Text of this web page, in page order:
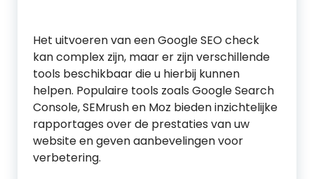
Het uitvoeren van een Google SEO check
kan complex zijn, maar er zijn verschillende
tools beschikbaar die u hierbij kunnen
helpen. Populaire tools zoals Google Search
Console, SEMrush en Moz bieden inzichtelijke
rapportages over de prestaties van uw
website en geven aanbevelingen voor
verbetering.